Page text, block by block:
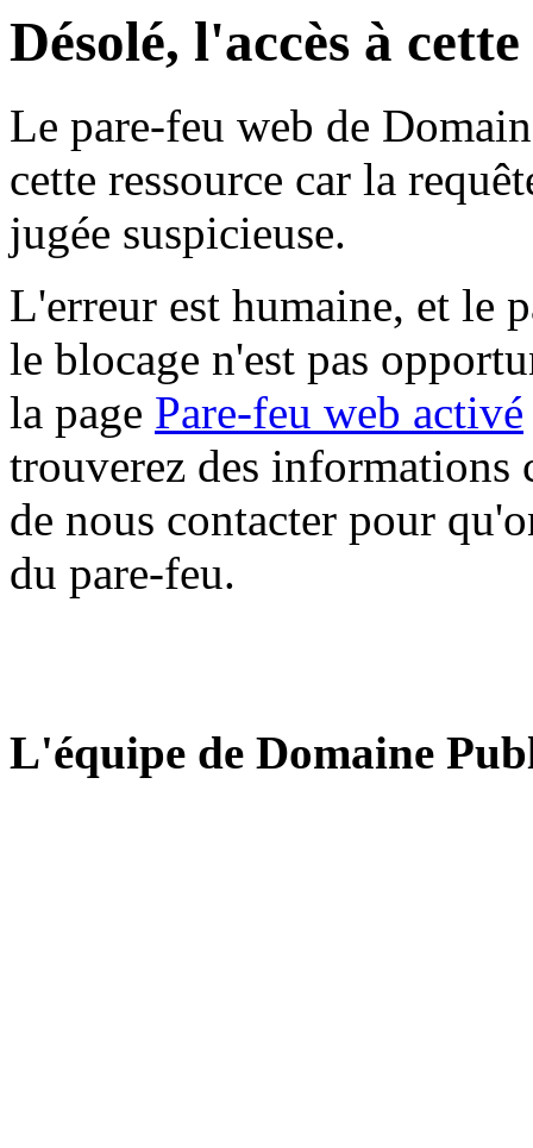
Désolé, l'accès à
Le pare-feu web de
cette ressource car la
jugée suspicieuse.
L'erreur est humaine, et le
le blocage n'est pas
la page Pare-feu web activé
trouverez des informations
de nous contacter pour
du pare-feu.
L'équipe de Domaine